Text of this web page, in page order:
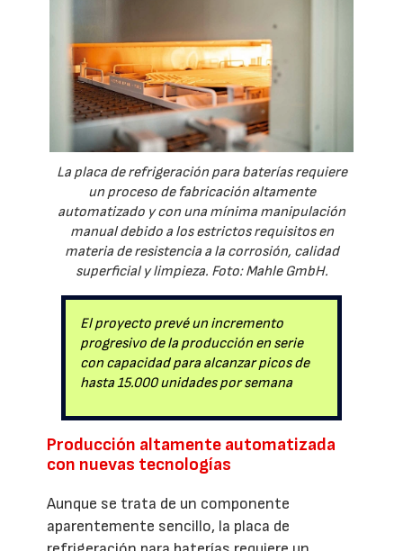
La placa de refrigeración para baterías requiere
un proceso de fabricación altamente
automatizado y con una mínima manipulación
manual debido a los estrictos requisitos en
materia de resistencia a la corrosión, calidad
superficial y limpieza. Foto: Mahle GmbH.
El proyecto prevé un incremento
progresivo de la producción en serie
con capacidad para alcanzar picos de
hasta 15.000 unidades por semana
Producción altamente automatizada
con nuevas tecnologías
Aunque se trata de un componente
aparentemente sencillo, la placa de